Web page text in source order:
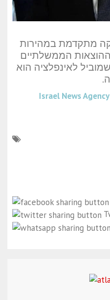
מתקדמת במהירות
הממשלתיים
לאינפלציה הוא
Israel News Agency